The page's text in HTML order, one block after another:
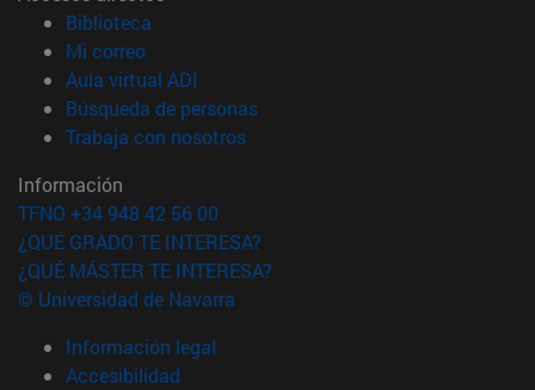
Biblioteca
Mi correo(abre en nueva ventana)
Aula virtual ADI
Búsqueda de personas(abre en nueva ventana)
Trabaja con nosotros(abre en nueva ventana)
Información
TFNO +34 948 42 56 00
¿QUÉ GRADO TE INTERESA?
¿QUÉ MÁSTER TE INTERESA?
© Universidad de Navarra
Información legal
Accesibilidad